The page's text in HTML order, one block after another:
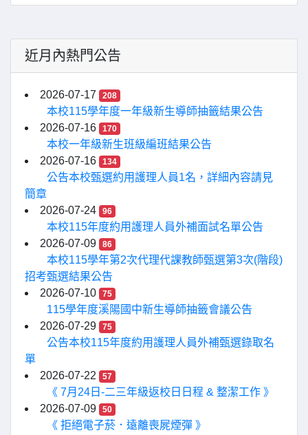
近月內熱門公告
2026-07-17 208
本校115學年度一年級新生導師抽籤結果公告
2026-07-16
170
本校一年級新生班級編班結果公告
2026-07-16
134
公告本校甄選約用護理人員1名，詳細內容請見
簡章
2026-07-24
96
本校115年度約用護理人員外補面試名單公告
2026-07-09
86
本校115學年第2次代理代課教師甄選第3次(階段)
招考甄選結果公告
2026-07-10
75
115學年度溪陽國中新生導師抽籤會議公告
2026-07-29
75
公告本校115年度約用護理人員外補甄選錄取名
單
2026-07-22
57
《 7月24日-二三年級返校日日程 & 整潔工作 》
2026-07-09
50
《 拒絕電子菸．遠離喪屍煙彈 》